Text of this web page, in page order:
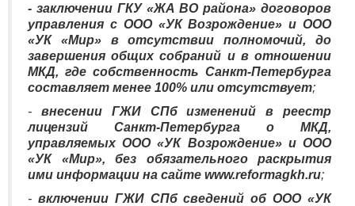
- заключении ГКУ «ЖА ВО района» договоров
управления с ООО «УК Возрождение» и ООО
«УК «Мир» в отсутствии полномочий, до
завершения общих собраний и в отношении
МКД, где собственность Санкт-Петербурга
составляет менее 100% или отсутствует;
- внесении ГЖИ СПб изменений в реестр
лицензий Санкт-Петербурга о МКД,
управляемых ООО «УК Возрождение» и ООО
«УК «Мир», без обязательного раскрытия
ими информации на сайте www.reformagkh.ru;
- включении ГЖИ СПб сведений об ООО «УК